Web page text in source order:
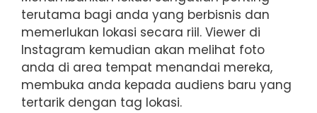
terutama bagi anda yang berbisnis dan
memerlukan lokasi secara riil. Viewer di
Instagram kemudian akan melihat foto
anda di area tempat menandai mereka,
membuka anda kepada audiens baru yang
tertarik dengan tag lokasi.